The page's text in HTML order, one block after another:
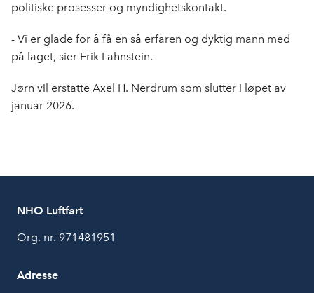
politiske prosesser og myndighetskontakt.
- Vi er glade for å få en så erfaren og dyktig mann med
på laget, sier Erik Lahnstein.
Jørn vil erstatte Axel H. Nerdrum som slutter i løpet av
januar 2026.
NHO Luftfart
Org. nr. 971481951
Adresse